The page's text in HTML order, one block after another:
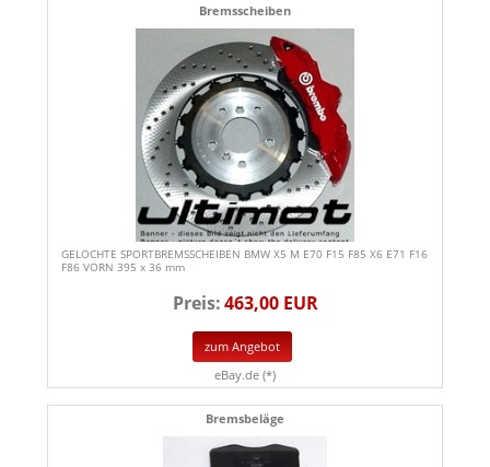
Bremsscheiben
GELOCHTE SPORTBREMSSCHEIBEN BMW X5 M E70 F15 F85 X6 E71 F16
F86 VORN 395 x 36 mm
Preis:463,00 EUR
zum Angebot
eBay.de (*)
Bremsbeläge